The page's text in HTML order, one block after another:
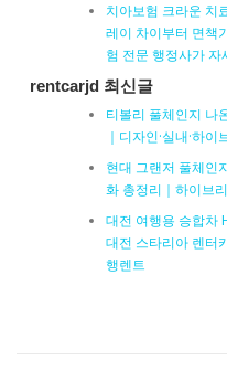
치아보험 크라운 치
레이 차이부터 면책
험 전문 행정사가
rentcarjd 최신글
티볼리 풀체인지 나
｜디자인·실내·하
현대 그랜저 풀체인
화 총정리｜하이브
대전 여행용 승합차
대전 스타리아 렌터
행렌트